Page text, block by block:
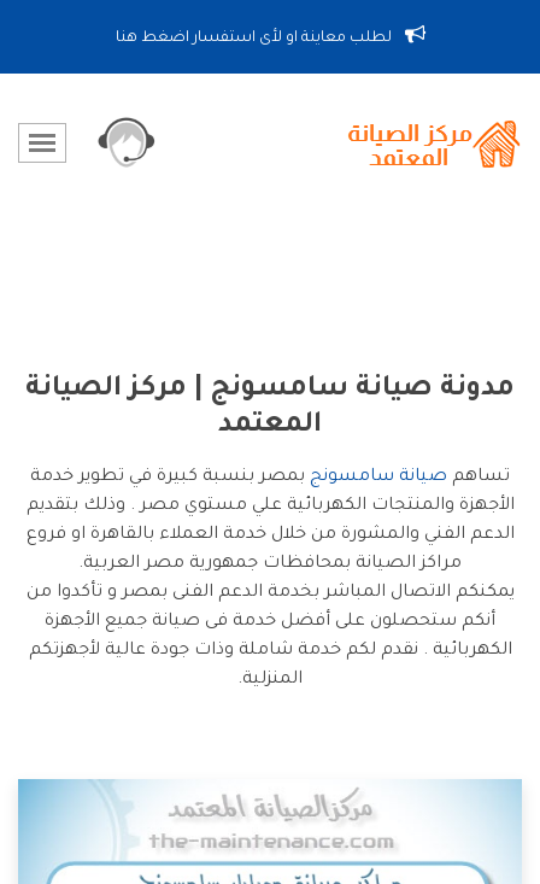
لطلب معاينة او لأى استفسار اضغط هنا
مدونة صيانة سامسونج | مركز الصيانة
المعتمد
تساهم صيانة سامسونج بمصر بنسبة كبيرة في تطوير خدمة
الأجهزة والمنتجات الكهربائية علي مستوي مصر . وذلك بتقديم
الدعم الفني والمشورة من خلال خدمة العملاء بالقاهرة او فروع
مراكز الصيانة بمحافظات جمهورية مصر العربية.
يمكنكم الاتصال المباشر بخدمة الدعم الفنى بمصر و تأكدوا من
أنكم ستحصلون على أفضل خدمة فى صيانة جميع الأجهزة
الكهربائية . نقدم لكم خدمة شاملة وذات جودة عالية لأجهزتكم
المنزلية.